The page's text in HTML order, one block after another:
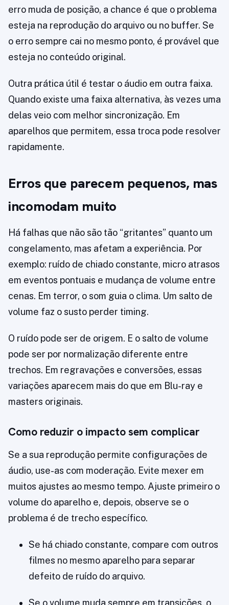
erro muda de posição, a chance é que o problema
esteja na reprodução do arquivo ou no buffer. Se
o erro sempre cai no mesmo ponto, é provável que
esteja no conteúdo original.
Outra prática útil é testar o áudio em outra faixa.
Quando existe uma faixa alternativa, às vezes uma
delas veio com melhor sincronização. Em
aparelhos que permitem, essa troca pode resolver
rapidamente.
Erros que parecem pequenos, mas
incomodam muito
Há falhas que não são tão “gritantes” quanto um
congelamento, mas afetam a experiência. Por
exemplo: ruído de chiado constante, micro atrasos
em eventos pontuais e mudança de volume entre
cenas. Em terror, o som guia o clima. Um salto de
volume faz o susto perder timing.
O ruído pode ser de origem. E o salto de volume
pode ser por normalização diferente entre
trechos. Em regravações e conversões, essas
variações aparecem mais do que em Blu-ray e
masters originais.
Como reduzir o impacto sem complicar
Se a sua reprodução permite configurações de
áudio, use-as com moderação. Evite mexer em
muitos ajustes ao mesmo tempo. Ajuste primeiro o
volume do aparelho e, depois, observe se o
problema é de trecho específico.
Se há chiado constante, compare com outros
filmes no mesmo aparelho para separar
defeito de ruído do arquivo.
Se o volume muda sempre em transições, o